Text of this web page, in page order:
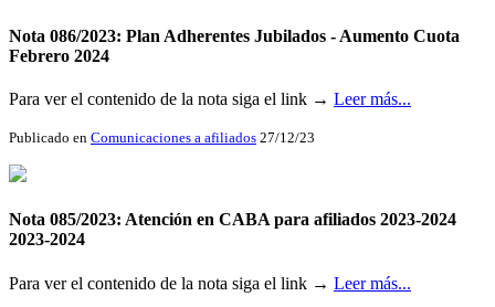
Nota 086/2023: Plan Adherentes Jubilados - Aumento Cuota
Febrero 2024
Para ver el contenido de la nota siga el link → Leer más...
Publicado en Comunicaciones a afiliados 27/12/23
Nota 085/2023: Atención en CABA para afiliados 2023-2024
2023-2024
Para ver el contenido de la nota siga el link → Leer más...